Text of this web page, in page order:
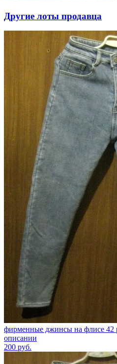
Другие лоты продавца
фирменные джинсы на флисе 42
описании
200 руб.